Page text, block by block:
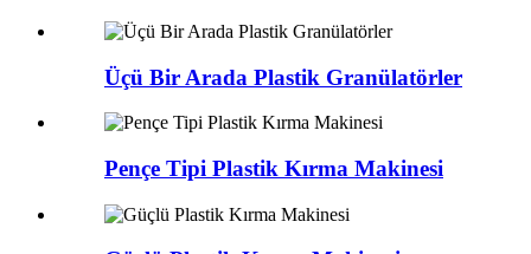
Üçü Bir Arada Plastik Granülatörler
Pençe Tipi Plastik Kırma Makinesi